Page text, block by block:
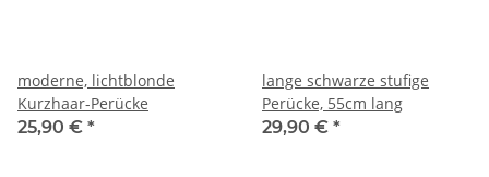
moderne, lichtblonde
Kurzhaar-Perücke
25,90 € *
lange schwarze stufige
Perücke, 55cm lang
29,90 € *